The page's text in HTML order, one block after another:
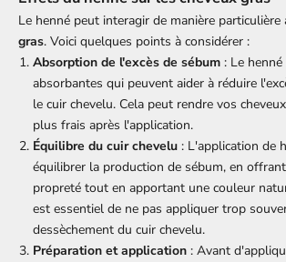
Le henné peut interagir de manière particulière
gras. Voici quelques points à considérer :
Absorption de l'excès de sébum : Le
absorbantes qui peuvent aider à réduire
le cuir chevelu. Cela peut rendre vos
plus frais après l'application.
Équilibre du cuir chevelu : L'application de
équilibrer la production de sébum, en
propreté tout en apportant une couleur
est essentiel de ne pas appliquer trop
dessèchement du cuir chevelu.
Préparation et application : Avant